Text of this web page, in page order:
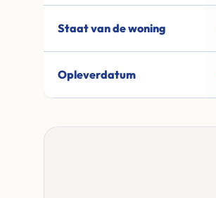
Staat van de woning
Opleverdatum